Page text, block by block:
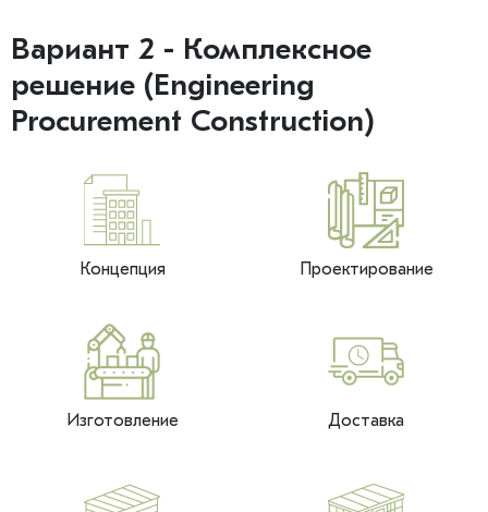
Вариант 2 - Комплексное
решение (Engineering
Procurement Construction)
Концепция Проектирование
Изготовление Доставка